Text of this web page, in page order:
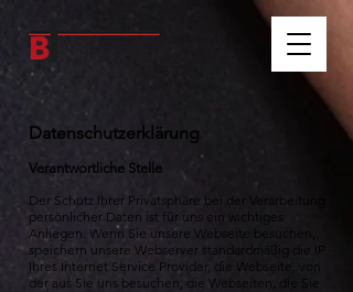
Datenschutzerklärung
Verantwortliche Stelle
Der Schutz Ihrer Privatsphäre bei der Verarbeitung
persönlicher Daten ist für uns ein wichtiges
Anliegen. Wenn Sie unsere Webseite besuchen,
speichern unsere Webserver standardmäßig die IP
Ihres Internet Service Provider, die Webseite, von
der aus Sie uns besuchen, die Webseiten, die Sie